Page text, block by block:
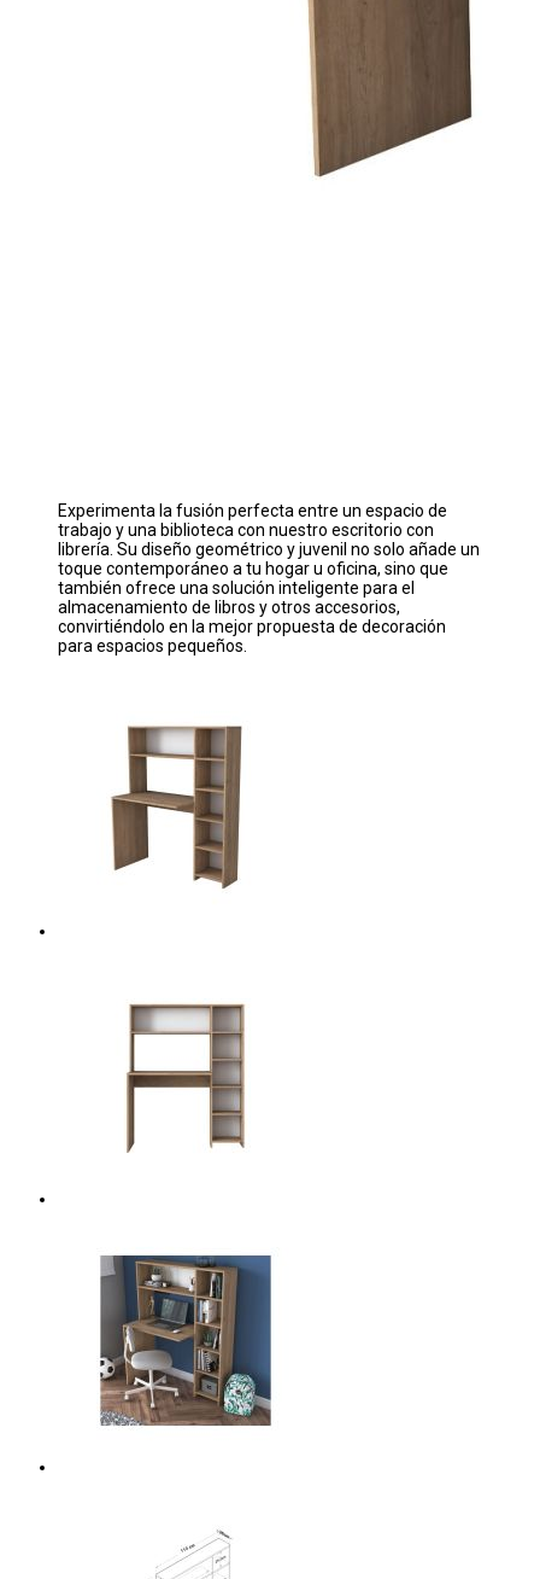
Experimenta la fusión perfecta entre un espacio de
trabajo y una biblioteca con nuestro escritorio con
librería. Su diseño geométrico y juvenil no solo añade un
toque contemporáneo a tu hogar u oficina, sino que
también ofrece una solución inteligente para el
almacenamiento de libros y otros accesorios,
convirtiéndolo en la mejor propuesta de decoración
para espacios pequeños.